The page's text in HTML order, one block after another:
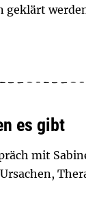
geklärt
es gibt
mit